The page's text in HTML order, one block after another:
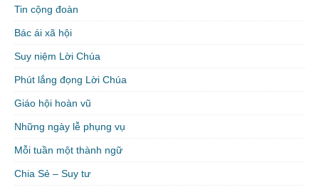
Tin cộng đoàn
Bác ái xã hội
Suy niệm Lời Chúa
Phút lắng đọng Lời Chúa
Giáo hội hoàn vũ
Những ngày lễ phụng vụ
Mỗi tuần một thành ngữ
Chia Sẻ – Suy tư